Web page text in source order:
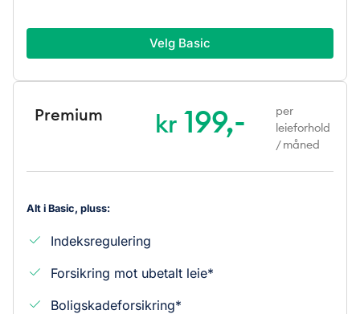
Velg Basic
Premium kr199,-
per
leieforhold
/ måned
Alt i Basic, pluss:
Indeksregulering
Forsikring mot ubetalt leie*
Boligskadeforsikring*